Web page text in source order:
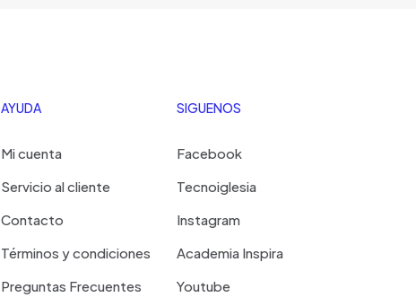
AYUDA
Mi cuenta
Servicio al cliente
Contacto
Términos y condiciones
Preguntas Frecuentes
SIGUENOS
Facebook
Tecnoiglesia
Instagram
Academia Inspira
Youtube